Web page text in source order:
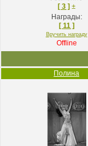
[ 3 ] ±
Награды:
[ 11 ]
Вручить награду
Offline
Полина